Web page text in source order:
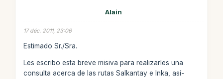
Alain
17 déc. 2011, 23:06
Estimado Sr./Sra.
Les escribo esta breve misiva para realizarles una
consulta acerca de las rutas Salkantay e Inka, así­